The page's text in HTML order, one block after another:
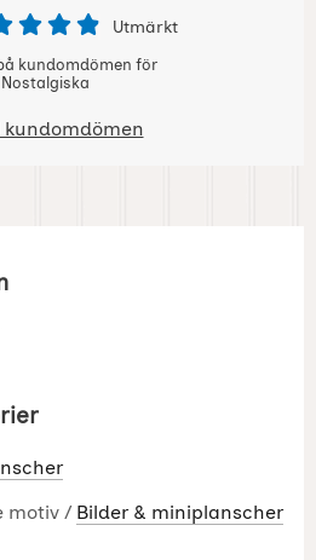
Utmärkt
kundomdömen för
Nostalgiska
kundomdömen
motiv / Bilder & miniplanscher